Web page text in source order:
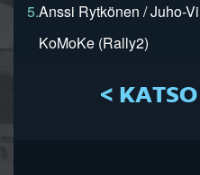
5.Anssi Rytkönen / Juho-
KoMoKe (Rally2)
<